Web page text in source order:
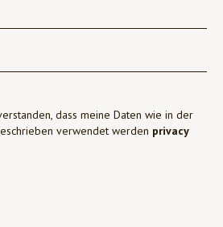
dass meine Daten wie in der
verwendet werden privacy